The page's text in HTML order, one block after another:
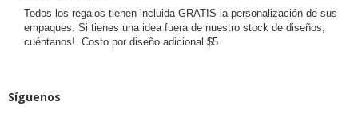
Todos los regalos tienen incluida GRATIS la personalización de sus
empaques. Si tienes una idea fuera de nuestro stock de diseños,
cuéntanos!. Costo por diseño adicional $5
Síguenos